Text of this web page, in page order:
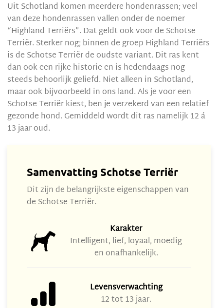
Uit Schotland komen meerdere hondenrassen; veel
van deze hondenrassen vallen onder de noemer
“Highland Terriërs”. Dat geldt ook voor de Schotse
Terriër. Sterker nog; binnen de groep Highland Terriërs
is de Schotse Terriër de oudste variant. Dit ras kent
dan ook een rijke historie en is hedendaags nog
steeds behoorlijk geliefd. Niet alleen in Schotland,
maar ook bijvoorbeeld in ons land. Als je voor een
Schotse Terriër kiest, ben je verzekerd van een relatief
gezonde hond. Gemiddeld wordt dit ras namelijk 12 á
13 jaar oud.
Samenvatting Schotse Terriër
Dit zijn de belangrijkste eigenschappen van
de Schotse Terriër.
Karakter
Intelligent, lief, loyaal, moedig
en onafhankelijk.
Levensverwachting
12 tot 13 jaar.